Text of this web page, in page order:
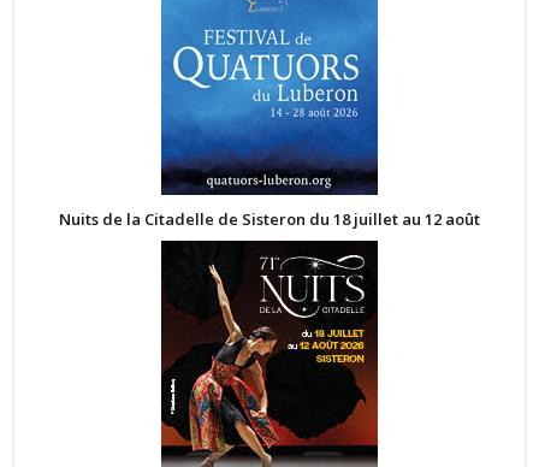
Nuits de la Citadelle de Sisteron du 18 juillet au 12 août